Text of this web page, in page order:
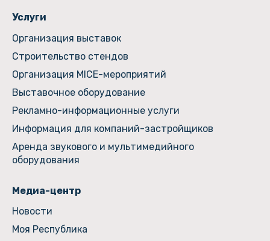
Услуги
Организация выставок
Строительство стендов
Организация MICE-мероприятий
Выставочное оборудование
Рекламно-информационные услуги
Информация для компаний-застройщиков
Аренда звукового и мультимедийного
оборудования
Медиа-центр
Новости
Моя Республика